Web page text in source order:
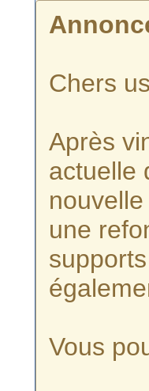
Chers
Après
actuelle
une
Vous